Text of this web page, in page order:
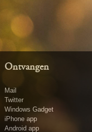
Ontvangen
Mail
Twitter
Windows Gadget
iPhone app
Android app